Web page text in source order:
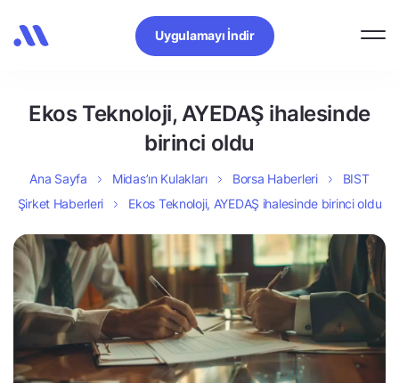
Uygulamayı İndir
Ekos Teknoloji, AYEDAŞ ihalesinde
birinci oldu
Ana Sayfa Midas’ın Kulakları Borsa Haberleri
BIST
Şirket Haberleri
Ekos Teknoloji, AYEDAŞ ihalesinde birinci oldu